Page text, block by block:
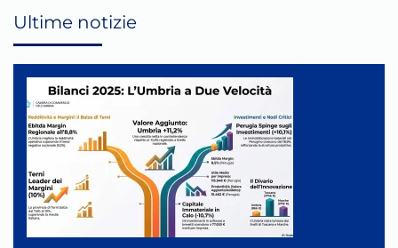
Ultime notizie